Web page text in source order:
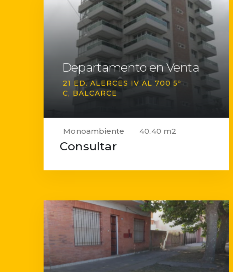
Departamento en Venta
21 ED. ALERCES IV AL 700 5º
C
BALCARCE
Monoambiente 40.40 m2
Consultar